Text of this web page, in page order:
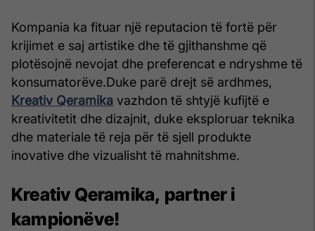
Kompania ka fituar një reputacion të fortë për
krijimet e saj artistike dhe të gjithanshme që
plotësojnë nevojat dhe preferencat e ndryshme të
konsumatorëve.Duke parë drejt së ardhmes,
Kreativ Qeramika vazhdon të shtyjë kufijtë e
kreativitetit dhe dizajnit, duke eksploruar teknika
dhe materiale të reja për të sjell produkte
inovative dhe vizualisht të mahnitshme.
Kreativ Qeramika, partner i
kampionëve!